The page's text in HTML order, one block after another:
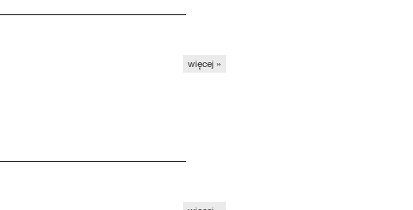
więcej »